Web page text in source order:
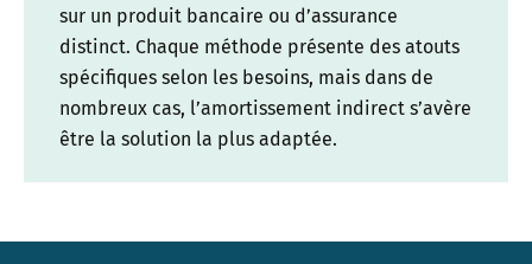
sur un produit bancaire ou d’assurance
distinct. Chaque méthode présente des atouts
spécifiques selon les besoins, mais dans de
nombreux cas, l’amortissement indirect s’avère
être la solution la plus adaptée.